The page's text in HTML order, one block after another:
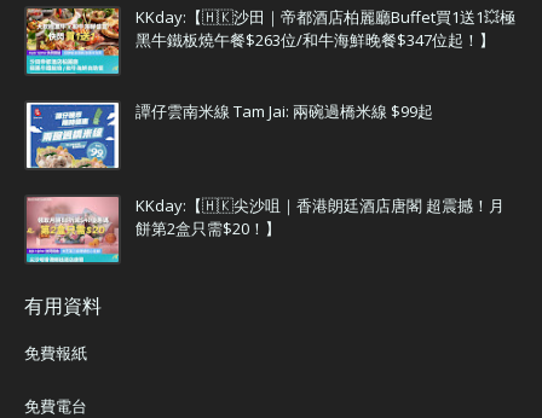
KKday:【🇭🇰沙田｜帝都酒店柏麗廳Buffet買1送1💥極
黑牛鐵板燒午餐$263位/和牛海鮮晚餐$347位起！】
譚仔雲南米線 Tam Jai: 兩碗過橋米線 $99起
KKday:【🇭🇰尖沙咀｜香港朗廷酒店唐閣 超震撼！月
餅第2盒只需$20！】
有用資料
免費報紙
免費電台